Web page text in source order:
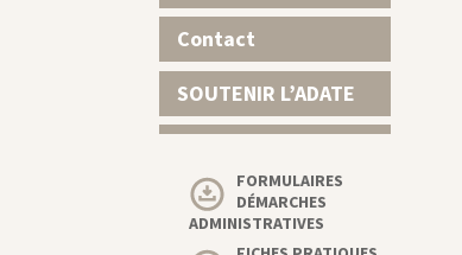
Contact
SOUTENIR L’ADATE
FORMULAIRES
DÉMARCHES
ADMINISTRATIVES